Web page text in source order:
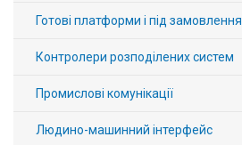
Готові платформи і під замовлення
Контролери розподілених систем
Промислові комунікації
Людино-машинний інтерфейс